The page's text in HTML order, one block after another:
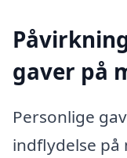
gaver på
Personlige
indflydelse på